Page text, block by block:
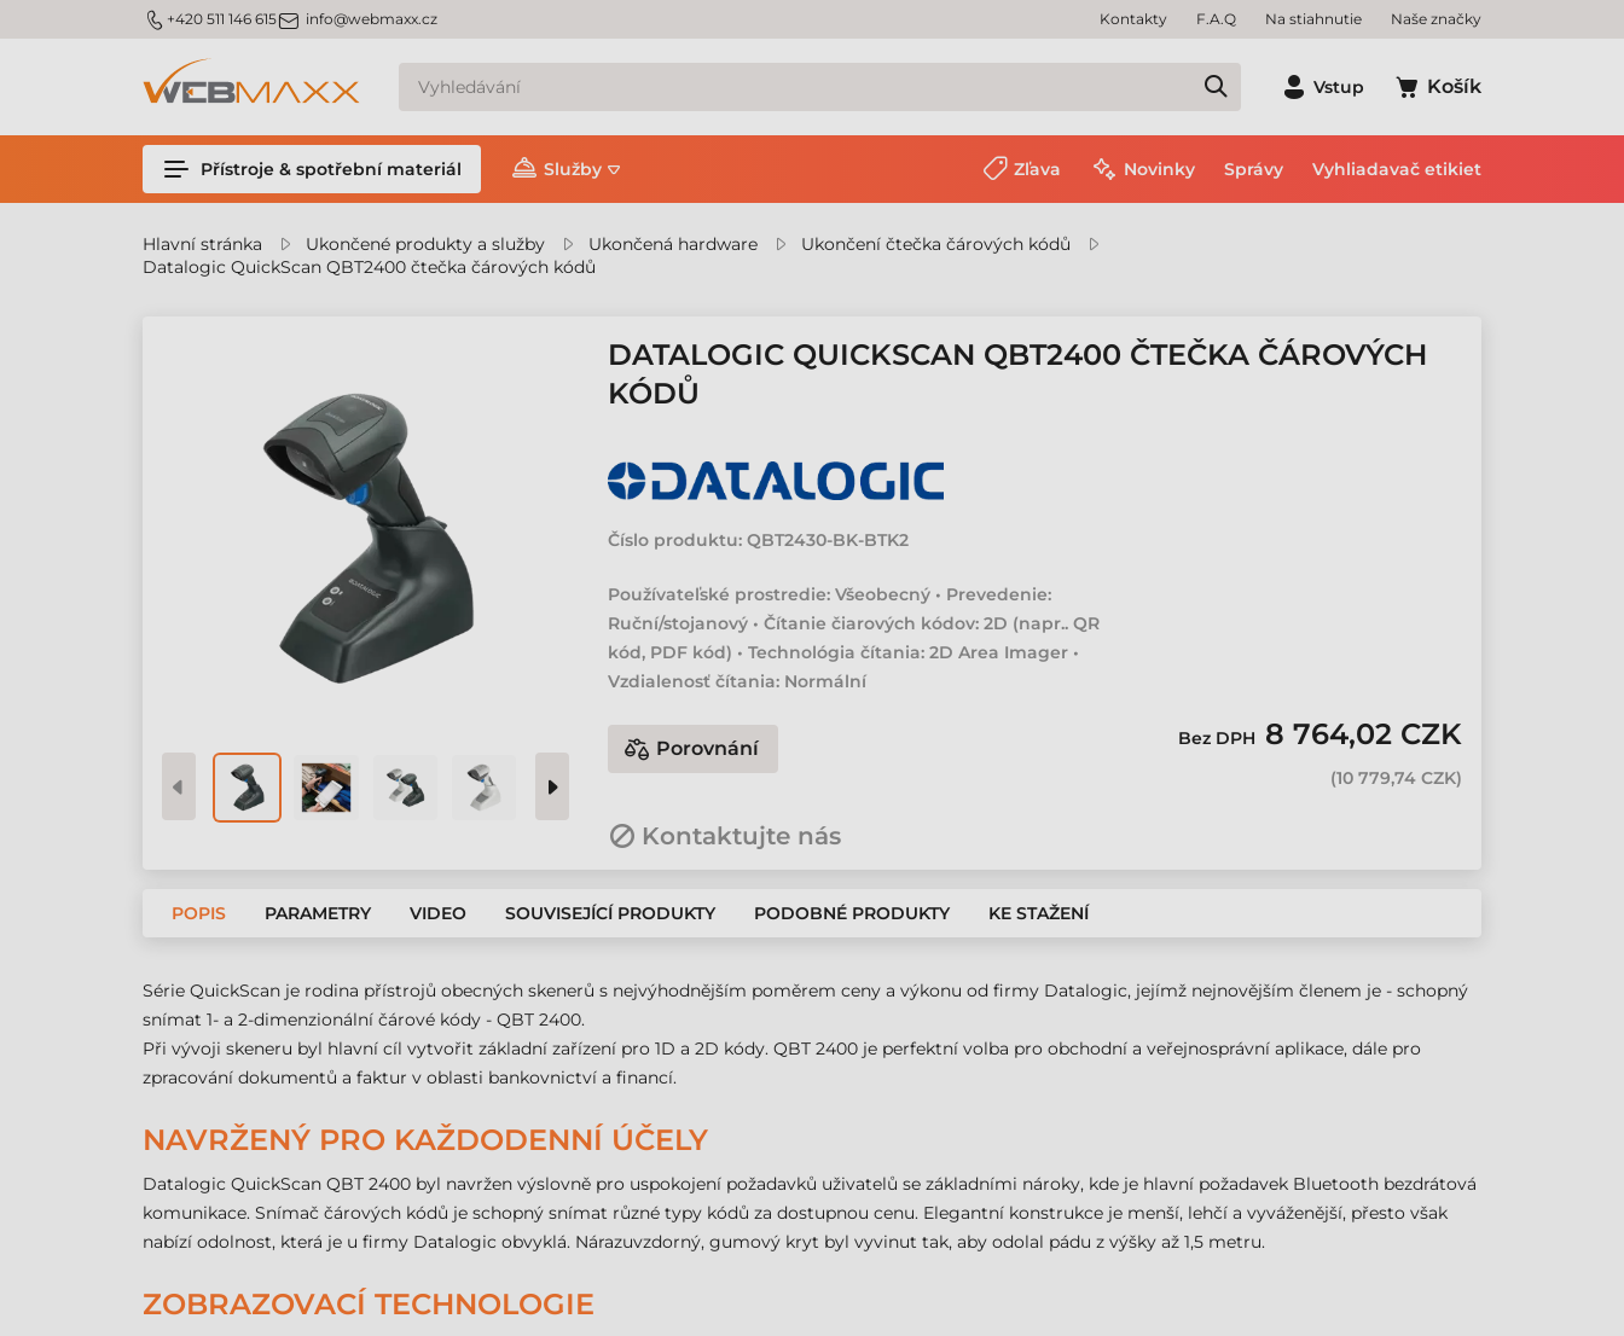
m_phone +420 511 146 615m_email info@webmaxx.cz Kontakty F.A.Q Na stiahnutie Naše značky
Vstup Košík
Přístroje & spotřební materiál Služby Zľava Novinky Správy Vyhliadavač etikiet
Hlavní stránka Ukončené produkty a služby Ukončená hardware
Ukončení čtečka čárových kódů
Datalogic QuickScan QBT2400 čtečka čárových kódů
DATALOGIC QUICKSCAN QBT2400 ČTEČKA ČÁROVÝCH
KÓDŮ
Číslo produktu: QBT2430-BK-BTK2
Používateľské prostredie: Všeobecný • Prevedenie:
Ruční/stojanový • Čítanie čiarových kódov: 2D (napr.. QR
kód, PDF kód) • Technológia čítania: 2D Area Imager •
Vzdialenosť čítania: Normální
Porovnání Bez DPH 8 764,02 CZK
(10 779,74 CZK)
Kontaktujte nás
POPIS PARAMETRY VIDEO SOUVISEJÍCÍ PRODUKTY PODOBNÉ PRODUKTY KE STAŽENÍ
Série QuickScan je rodina přístrojů obecných skenerů s nejvýhodnějším poměrem ceny a výkonu od firmy Datalogic, jejímž nejnovějším členem je - schopný
snímat 1- a 2-dimenzionální čárové kódy - QBT 2400.
Při vývoji skeneru byl hlavní cíl vytvořit základní zařízení pro 1D a 2D kódy. QBT 2400 je perfektní volba pro obchodní a veřejnosprávní aplikace, dále pro
zpracování dokumentů a faktur v oblasti bankovnictví a financí.
NAVRŽENÝ PRO KAŽDODENNÍ ÚČELY
Datalogic QuickScan QBT 2400 byl navržen výslovně pro uspokojení požadavků uživatelů se základními nároky, kde je hlavní požadavek Bluetooth bezdrátová
komunikace. Snímač čárových kódů je schopný snímat různé typy kódů za dostupnou cenu. Elegantní konstrukce je menší, lehčí a vyváženější, přesto však
nabízí odolnost, která je u firmy Datalogic obvyklá. Nárazuvzdorný, gumový kryt byl vyvinut tak, aby odolal pádu z výšky až 1,5 metru.
ZOBRAZOVACÍ TECHNOLOGIE